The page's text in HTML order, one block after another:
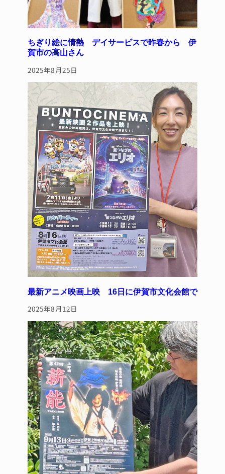
ちぎり絵に情熱 デイサービスで昨春から 伊
賀市の高山さん
2025年8月25日
最新アニメ映画上映 16日に伊賀市文化会館で
2025年8月12日